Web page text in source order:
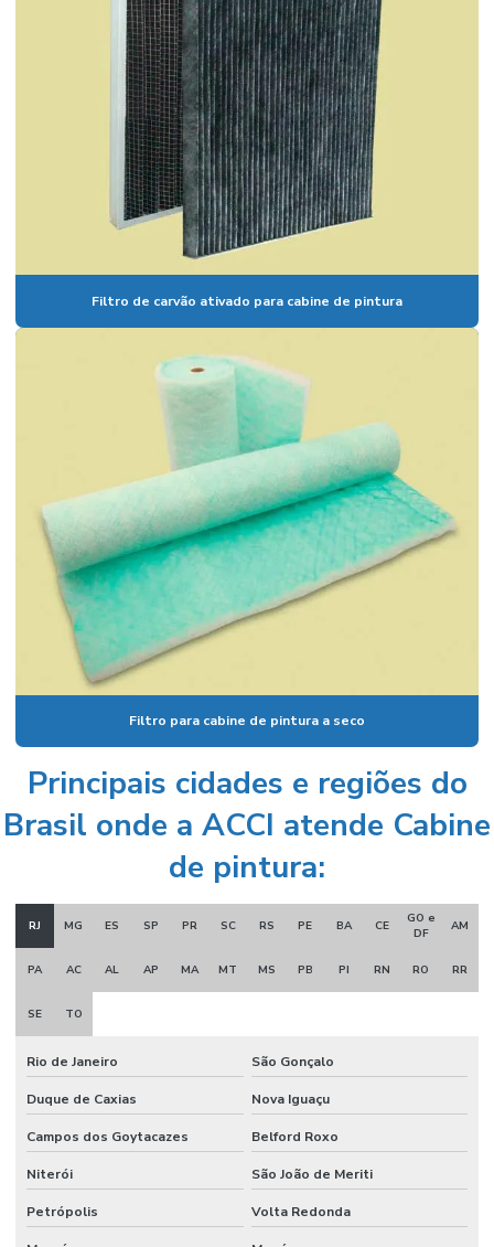
Filtro de carvão ativado para cabine de pintura
Filtro para cabine de pintura a seco
Principais cidades e regiões do
Brasil onde a ACCI atende Cabine
de pintura:
RJ MG ES SP PR SC RS PE BA CE
GO e
DF
AM
PA AC AL AP MA MT MS PB PI RN RO RR
SE TO
Rio de Janeiro São Gonçalo
Duque de Caxias Nova Iguaçu
Campos dos Goytacazes Belford Roxo
Niterói São João de Meriti
Petrópolis Volta Redonda